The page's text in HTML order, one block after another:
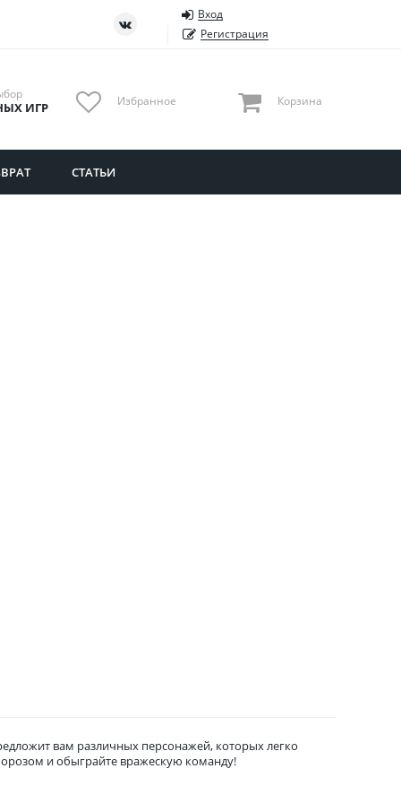
Тюменская область
Ульяновская область
Вход
Регистрация
ИГР Избранное Корзина
СТАТЬИ
вам различных персонажей, которых легко
и обыграйте вражескую команду!